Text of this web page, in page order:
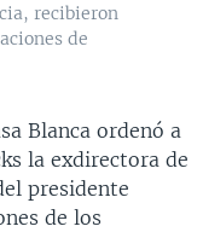
recibieron
de
Blanca ordenó a
la exdirectora de
presidente
de los